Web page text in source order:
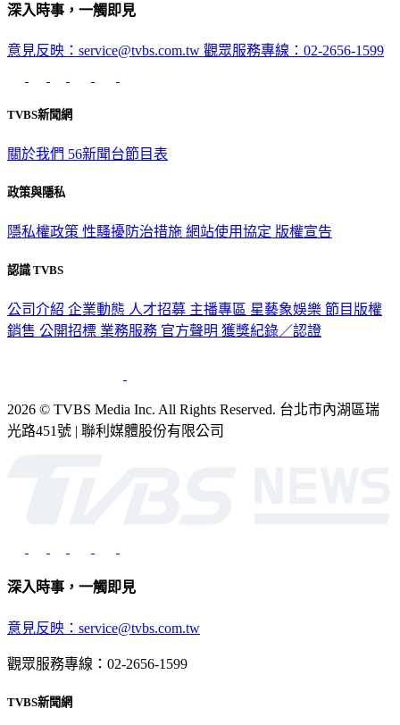
深入時事，一觸即見
意見反映：service@tvbs.com.tw 觀眾服務專線：02-2656-1599
TVBS新聞網
關於我們 56新聞台節目表
政策與隱私
隱私權政策 性騷擾防治措施 網站使用協定 版權宣告
認識 TVBS
公司介紹 企業動態 人才招募 主播專區 星藝象娛樂 節目版權
銷售 公開招標 業務服務 官方聲明 獲獎紀錄／認證
2026 © TVBS Media Inc. All Rights Reserved. 台北市內湖區瑞
光路451號 | 聯利媒體股份有限公司
深入時事，一觸即見
意見反映：service@tvbs.com.tw
觀眾服務專線：02-2656-1599
TVBS新聞網